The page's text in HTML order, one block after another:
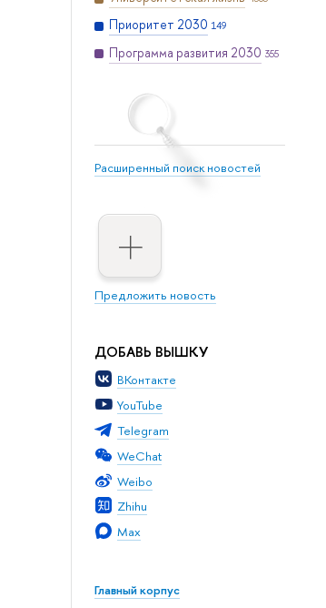
Приоритет 2030 149
Программа развития 2030 355
Расширенный поиск новостей
Предложить новость
ДОБАВЬ ВЫШКУ
ВКонтакте
YouTube
Telegram
WeChat
Weibo
Zhihu
Max
Главный корпус